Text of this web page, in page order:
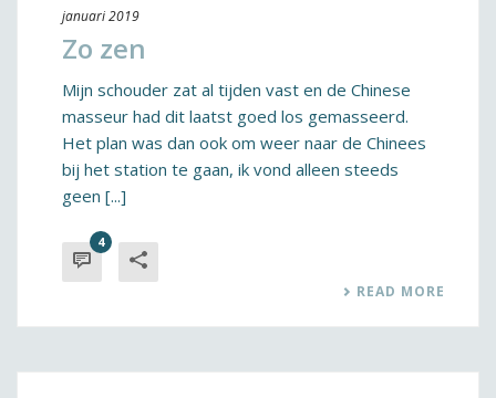
januari 2019
Zo zen
Mijn schouder zat al tijden vast en de Chinese
masseur had dit laatst goed los gemasseerd.
Het plan was dan ook om weer naar de Chinees
bij het station te gaan, ik vond alleen steeds
geen [...]
4
READ MORE